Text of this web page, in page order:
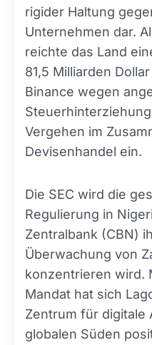
rigider Haltung
Unternehmen dar.
reichte das Land
81,5 Milliarden
Binance wegen
Vergehen im
Devisenhandel ein.
Die SEC wird die
Regulierung in
Zentralbank (CBN)
Überwachung von
konzentrieren wird.
Mandat hat sich
Zentrum für digitale
globalen Süden